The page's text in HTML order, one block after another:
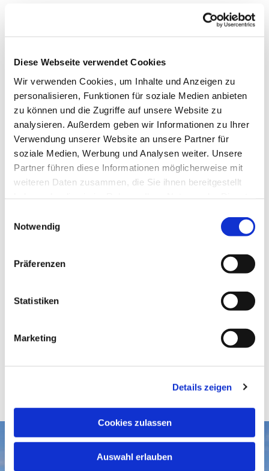
Diese Webseite verwendet Cookies
Wir verwenden Cookies, um Inhalte und Anzeigen zu
personalisieren, Funktionen für soziale Medien anbieten
zu können und die Zugriffe auf unsere Website zu
analysieren. Außerdem geben wir Informationen zu Ihrer
Verwendung unserer Website an unsere Partner für
soziale Medien, Werbung und Analysen weiter. Unsere
Partner führen diese Informationen möglicherweise mit
weiteren Daten zusammen, die Sie ihnen bereitgestellt
Notwendig
Präferenzen
Statistiken
Marketing
Details zeigen
Cookies zulassen
Auswahl erlauben
Dies könnte Sie auch interessieren